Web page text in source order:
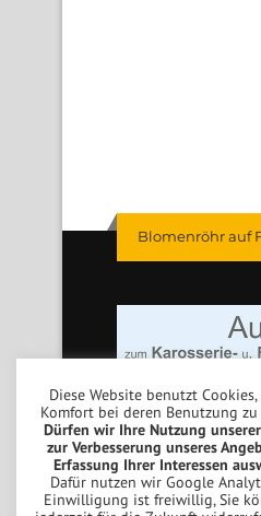
Blomenröhr auf
Diese Website benutzt
Komfort bei deren Benutzung
Dürfen wir Ihre Nutzung
zur Verbesserung unseres
Erfassung Ihrer Interessen
Dafür nutzen wir Google
Einwilligung ist freiwillig, Sie